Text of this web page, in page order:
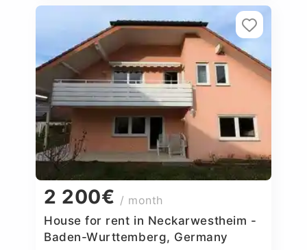
2 200€ / month
House for rent in Neckarwestheim -
Baden-Wurttemberg, Germany